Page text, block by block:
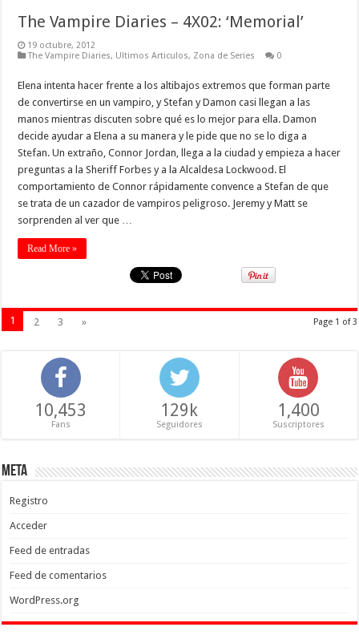
The Vampire Diaries – 4X02: ‘Memorial’
19 octubre, 2012
The Vampire Diaries, Ultimos Articulos, Zona de Series 0
Elena intenta hacer frente a los altibajos extremos que forman parte
de convertirse en un vampiro, y Stefan y Damon casi llegan a las
manos mientras discuten sobre qué es lo mejor para ella. Damon
decide ayudar a Elena a su manera y le pide que no se lo diga a
Stefan. Un extraño, Connor Jordan, llega a la ciudad y empieza a hacer
preguntas a la Sheriff Forbes y a la Alcaldesa Lockwood. El
comportamiento de Connor rápidamente convence a Stefan de que
se trata de un cazador de vampiros peligroso. Jeremy y Matt se
sorprenden al ver que …
Read More »
Page 1 of 3
1 2 3 »
10,453
Fans
129k
Seguidores
1,400
Suscriptores
Meta
Registro
Acceder
Feed de entradas
Feed de comentarios
WordPress.org